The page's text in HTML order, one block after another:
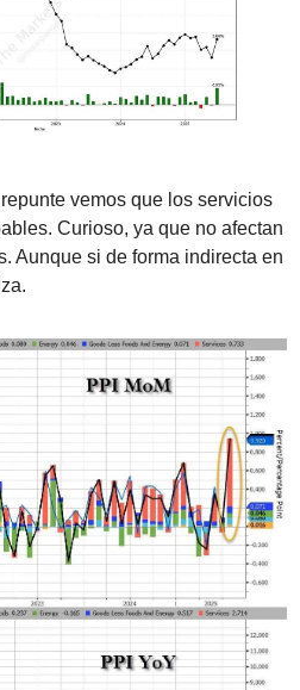
vemos que los servicios
Curioso, ya que no afectan
Aunque si de forma indirecta en